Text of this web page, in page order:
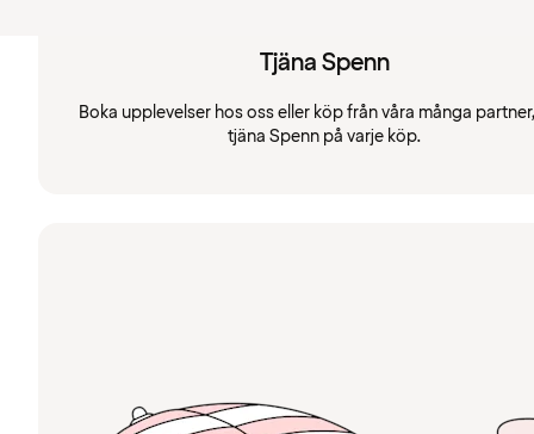
Tjäna Spenn
Boka upplevelser hos oss eller köp från våra många
tjäna Spenn på varje köp.